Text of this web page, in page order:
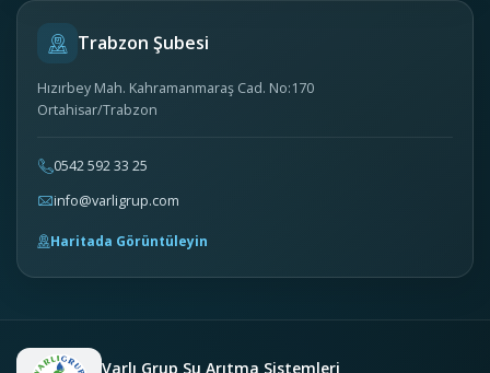
Trabzon Şubesi
Hızırbey Mah. Kahramanmaraş Cad. No:170
Ortahisar/Trabzon
0542 592 33 25
info@varligrup.com
Haritada Görüntüleyin
Varlı Grup Su Arıtma Sistemleri